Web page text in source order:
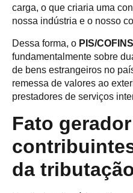
carga, o que criaria uma
nossa indústria e o nosso
Dessa forma, o PIS/
fundamentalmente sobre
de bens estrangeiros no
remessa de valores ao
prestadores de serviços
Fato
da